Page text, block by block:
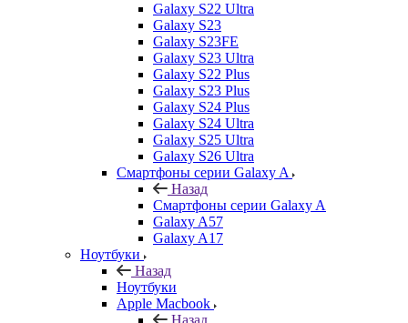
Galaxy S22 Ultra
Galaxy S23
Galaxy S23FE
Galaxy S23 Ultra
Galaxy S22 Plus
Galaxy S23 Plus
Galaxy S24 Plus
Galaxy S24 Ultra
Galaxy S25 Ultra
Galaxy S26 Ultra
Смартфоны серии Galaxy A
Назад
Смартфоны серии Galaxy A
Galaxy A57
Galaxy A17
Ноутбуки
Назад
Ноутбуки
Apple Macbook
Назад